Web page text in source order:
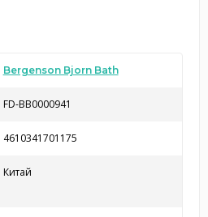
Bergenson Bjorn Bath
FD-BB0000941
4610341701175
Китай